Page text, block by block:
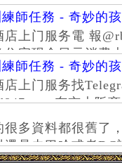
師任務 - 奇妙的
店上门服务電 報
住宅现金日元消费
#大阪风俗 #东京
务新宿风俗 #梅田
莉 #大阪萝莉 #日
師任務 - 奇妙的
店上门服务找
东京大阪
#大阪旅游 #东京
门服务 #大阪上门
风俗 #日本女孩 #
很多資料都很舊了
還是去巴哈或者